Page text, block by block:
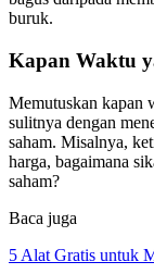
buruk.
Kapan Waktu
Memutuskan kapan
sulitnya dengan
saham. Misalnya,
harga, bagaimana
saham?
Baca juga
5 Alat Gratis untuk